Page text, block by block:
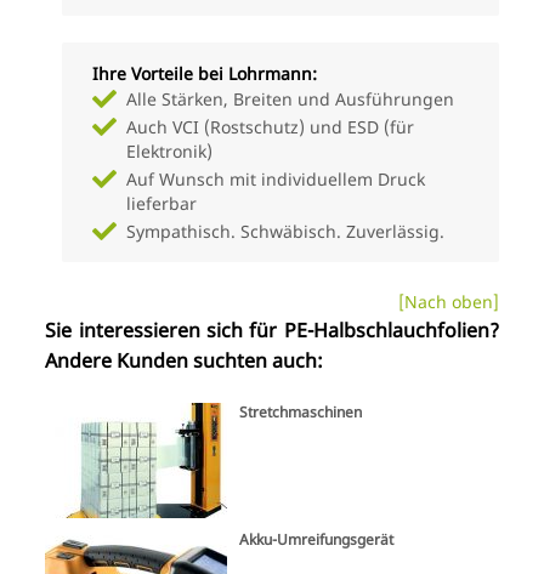
Ihre Vorteile bei Lohrmann:
Alle Stärken, Breiten und Ausführungen
Auch VCI (Rostschutz) und ESD (für
Elektronik)
Auf Wunsch mit individuellem Druck
lieferbar
Sympathisch. Schwäbisch. Zuverlässig.
[Nach oben]
Sie interessieren sich für PE-Halbschlauchfolien?
Andere Kunden suchten auch:
Stretchmaschinen
Akku-Umreifungsgerät